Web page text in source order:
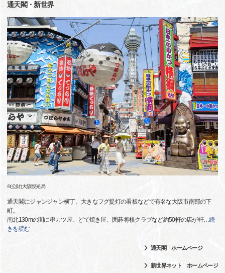
通天閣・新世界
©(公財)大阪観光局
通天閣にジャンジャン横丁、大きなフグ提灯の看板などで有名な大阪市南部の下
町。
南北130mの間に串カツ屋、どて焼き屋、囲碁将棋クラブなど約50軒の店が軒…続
きを読む
通天閣 ホームページ
新世界ネット ホームページ